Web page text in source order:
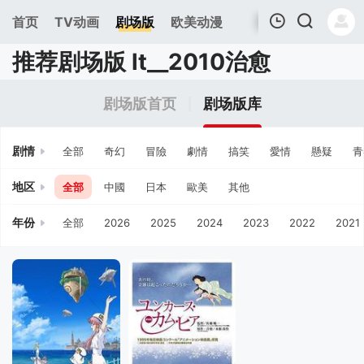
首页 TV动画 剧场版 欧美动漫
我的观影记录
推荐剧场版 lt__2010治愈
剧场版首页 剧场版库
剧情 全部 奇幻 冒險 劇情 搞笑 愛情 懸疑
地区 全部 中國 日本 歐美 其他
年份 全部 2026 2025 2024 2023 2022 2021